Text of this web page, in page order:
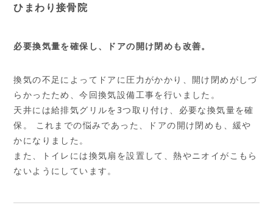
ひまわり接骨院
必要換気量を確保し、ドアの開け閉めも改善。
換気の不足によってドアに圧力がかかり、開け閉めがしづ
らかったため、今回換気設備工事を行いました。
天井には給排気グリルを3つ取り付け、必要な換気量を確
保。 これまでの悩みであった、ドアの開け閉めも、緩や
かになりました。
また、トイレには換気扇を設置して、熱やニオイがこもら
ないようにしています。